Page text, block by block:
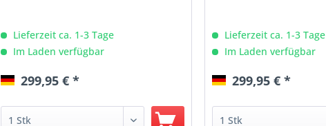
Lieferzeit ca. 1-3 Tage
Im Laden verfügbar
299,95 € *
Lieferzeit ca. 1-3 Tage
Im Laden verfügbar
299,95 € *